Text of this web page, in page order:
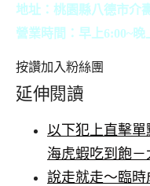
地址：桃園縣八德市介
營業時間：早上6:00~
按讚加入粉絲團
延伸閱讀
以下犯上直擊單
海虎蝦吃到飽
說走就走～臨